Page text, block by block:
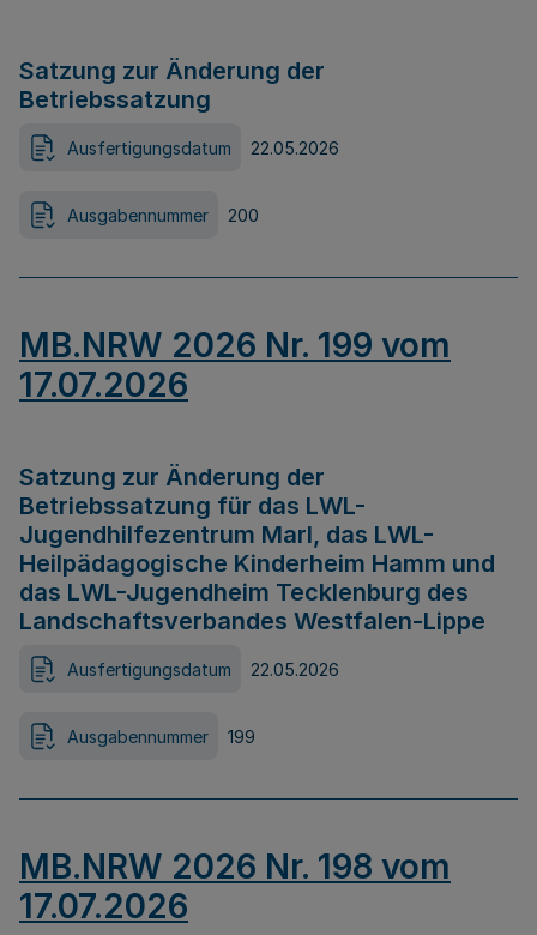
Satzung zur Änderung der
Betriebssatzung
Ausfertigungsdatum 22.05.2026
Ausgabennummer 200
MB.NRW 2026 Nr. 199 vom
17.07.2026
Satzung zur Änderung der
Betriebssatzung für das LWL-
Jugendhilfezentrum Marl, das LWL-
Heilpädagogische Kinderheim Hamm und
das LWL-Jugendheim Tecklenburg des
Landschaftsverbandes Westfalen-Lippe
Ausfertigungsdatum 22.05.2026
Ausgabennummer 199
MB.NRW 2026 Nr. 198 vom
17.07.2026